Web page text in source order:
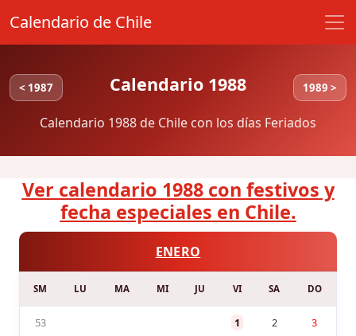
Calendario de Chile
< 1987 Calendario 1988 1989 >
Calendario 1988 de Chile con los días Feriados
Ver calendario 1988 con festivos y
fecha especiales en Chile.
ENERO
SM LU MA MI JU VI SA DO
53 1 2 3